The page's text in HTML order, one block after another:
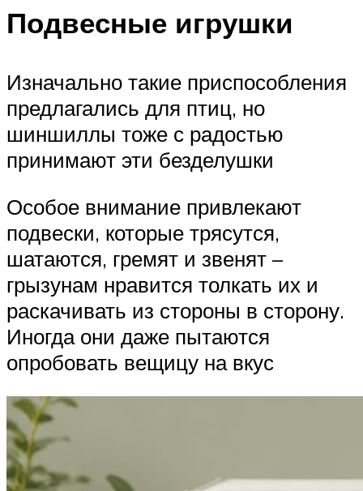
Подвесные игрушки
Изначально такие приспособления
предлагались для птиц, но
шиншиллы тоже с радостью
принимают эти безделушки
Особое внимание привлекают
подвески, которые трясутся,
шатаются, гремят и звенят –
грызунам нравится толкать их и
раскачивать из стороны в сторону.
Иногда они даже пытаются
опробовать вещицу на вкус